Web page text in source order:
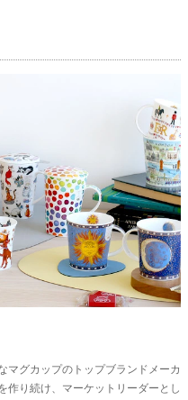
マグカップのトップブランドメーカ
作り続け、マーケットリーダーとし